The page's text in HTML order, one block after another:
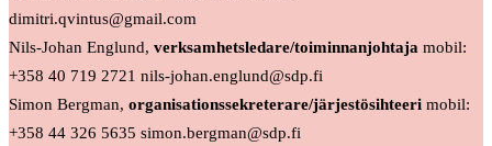
dimitri.qvintus@gmail.com
Nils-Johan Englund, verksamhetsledare/toiminnanjohtaja mobil:
+358 40 719 2721 nils-johan.englund@sdp.fi
Simon Bergman, organisationssekreterare/järjestösihteeri mobil:
+358 44 326 5635 simon.bergman@sdp.fi